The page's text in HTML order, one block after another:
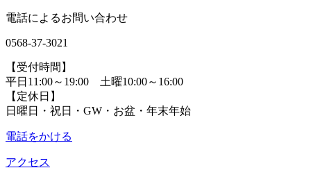
電話によるお問い合わせ
0568-37-3021
【受付時間】
平日11:00～19:00 土曜10:00～16:00
【定休日】
日曜日・祝日・GW・お盆・年末年始
電話をかける
アクセス